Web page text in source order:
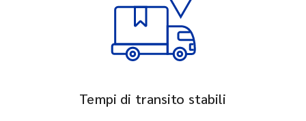
Tempi di transito stabili